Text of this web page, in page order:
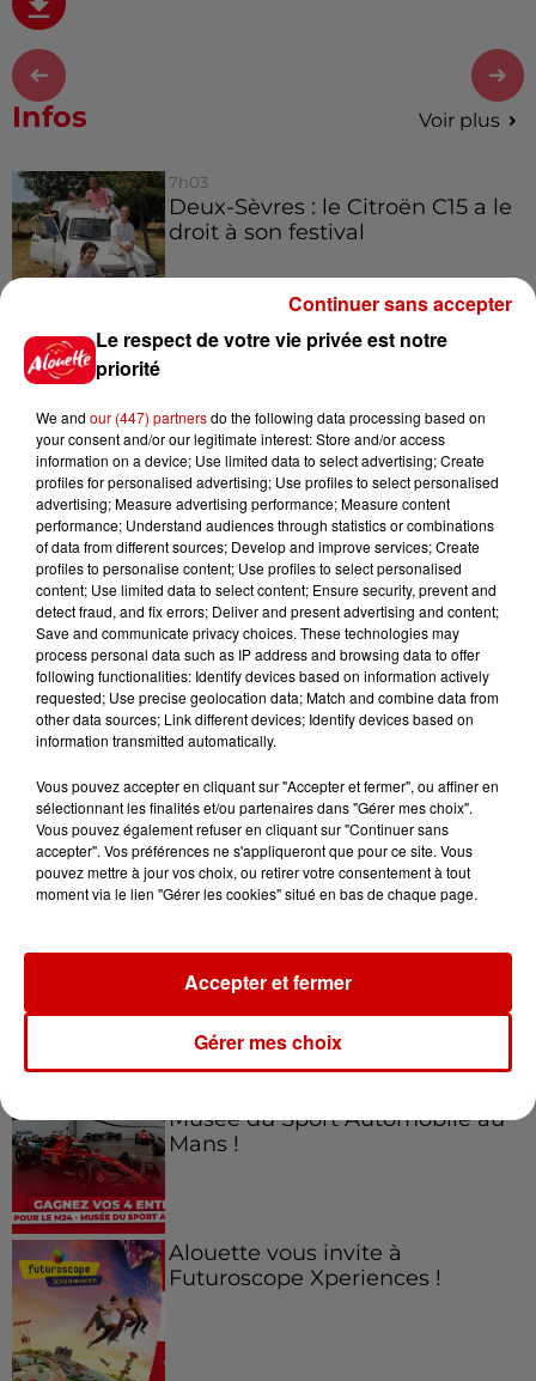
Infos Voir plus
7h03
Deux-Sèvres : le Citroën C15 a le
droit à son festival
6 août 2026
6 août 2026
Vendre un chiot en animalerie
peut coûter très cher
6 août 2026
Invasion de physalies sur des
plages du Sud-Ouest
Jeux Voir plus
Festival du Roi Arthur 2026 !
Musée du Sport Automobile au
Mans !
Alouette vous invite à
Futuroscope Xperiences !
Le respect de votre vie privée est notre
priorité
We and our (447) partnersdo the following data processing based on
your consent and/or our legitimate interest: Store and/or access
information on a device; Use limited data to select advertising; Create
profiles for personalised advertising; Use profiles to select personalised
advertising; Measure advertising performance; Measure content
performance; Understand audiences through statistics or combinations
of data from different sources; Develop and improve services; Create
profiles to personalise content; Use profiles to select personalised
content; Use limited data to select content; Ensure security, prevent and
detect fraud, and fix errors; Deliver and present advertising and content;
Save and communicate privacy choices. These technologies may
process personal data such as IP address and browsing data to offer
following functionalities: Identify devices based on information actively
requested; Use precise geolocation data; Match and combine data from
other data sources; Link different devices; Identify devices based on
information transmitted automatically.
Vous pouvez accepter en cliquant sur "Accepter et fermer", ou affiner en
sélectionnant les finalités et/ou partenaires dans "Gérer mes choix".
Vous pouvez également refuser en cliquant sur "Continuer sans
accepter". Vos préférences ne s'appliqueront que pour ce site. Vous
pouvez mettre à jour vos choix, ou retirer votre consentement à tout
moment via le lien "Gérer les cookies" situé en bas de chaque page.
Gérer mes choix
Accepter et fermer
Continuer sans accepter